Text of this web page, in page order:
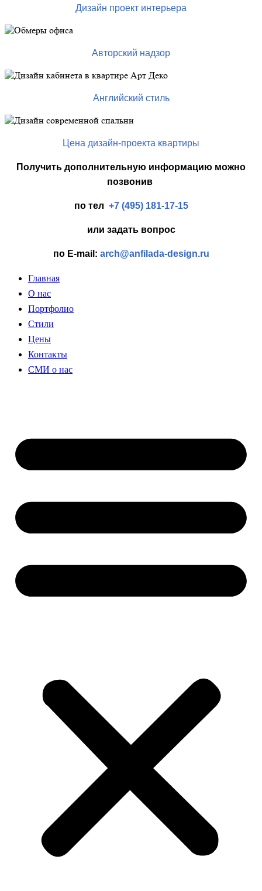
Дизайн проект интерьера
Авторский надзор
Английский стиль
Цена дизайн-проекта квартиры
Получить дополнительную информацию можно
позвонив
по тел +7 (495) 181-17-15
или задать вопрос
по E-mail: arch@anfilada-design.ru
Главная
О нас
Портфолио
Стили
Цены
Контакты
СМИ о нас